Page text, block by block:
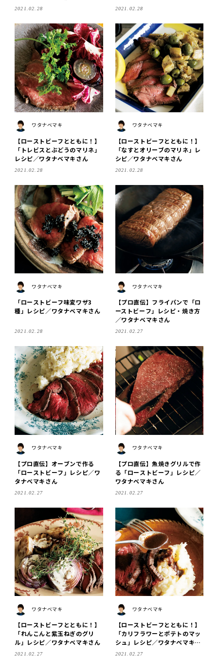
とすだちのタレ」レシピ／ワタ
2021.02.28 2021.02.28
ワタナベマキ
【ローストビーフとともに！】
「トレビスとぶどうのマリネ」
レシピ／ワタナベマキさん
2021.02.28
ワタナベマキ
【ローストビーフとともに！】
「なすとオリーブのマリネ」レ
シピ／ワタナベマキさん
2021.02.28
ワタナベマキ
「ローストビーフ味変ワザ3
種」レシピ／ワタナベマキさん
2021.02.28
ワタナベマキ
【プロ直伝】フライパンで「ロ
ーストビーフ」レシピ・焼き方
／ワタナベマキさん
2021.02.27
ワタナベマキ
【プロ直伝】オーブンで作る
「ローストビーフ」レシピ／ワ
タナベマキさん
2021.02.27
ワタナベマキ
【プロ直伝】魚焼きグリルで作
る「ローストビーフ」レシピ／
ワタナベマキさん
2021.02.27
ワタナベマキ
【ローストビーフとともに！】
「れんこんと紫玉ねぎのグリ
ル」レシピ／ワタナベマキさん
2021.02.27
ワタナベマキ
【ローストビーフとともに！】
「カリフラワーとポテトのマッ
シュ」レシピ／ワタナベマキさ
ん
2021.02.27